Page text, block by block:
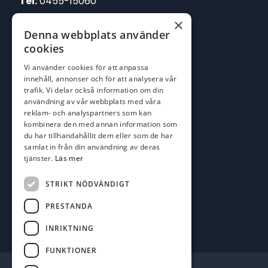
E-post:
johan@batofiske.se
kim@batofiske.se
Adress
Karlskrona Båt & Fiske AB
Lallerstedts gata 4
371 54 Karlskrona
Följ oss
Facebook
×
Denna webbplats använder
cookies
Vi använder cookies för att anpassa
innehåll, annonser och för att analysera vår
trafik. Vi delar också information om din
användning av vår webbplats med våra
reklam- och analyspartners som kan
kombinera den med annan information som
du har tillhandahållit dem eller som de har
samlat in från din användning av deras
tjänster. Läs mer
STRIKT NÖDVÄNDIGT
PRESTANDA
INRIKTNING
FUNKTIONER